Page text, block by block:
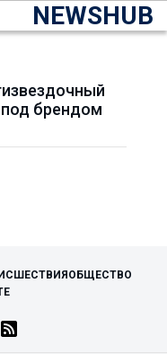
NEWSHUB
брендом
ОБЩЕСТВО